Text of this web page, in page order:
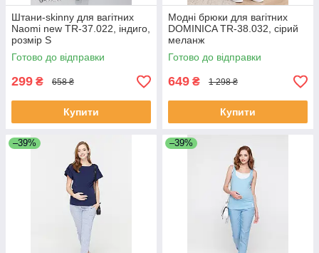
Штани-skinny для вагітних
Naomi new TR-37.022, індиго,
розмір S
Готово до відправки
299 ₴ 658 ₴
Купити
Модні брюки для вагітних
DOMINICA TR-38.032, сірий
меланж
Готово до відправки
649 ₴ 1 298 ₴
Купити
–39% –39%